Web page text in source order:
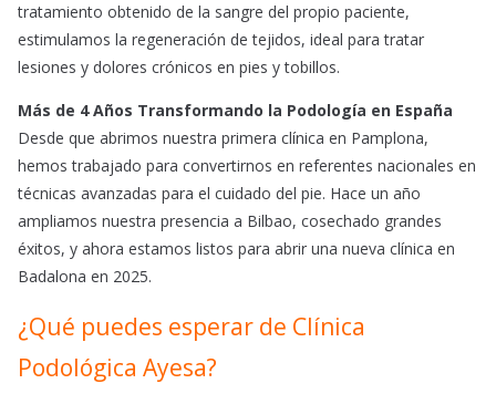
tratamiento obtenido de la sangre del propio paciente,
estimulamos la regeneración de tejidos, ideal para tratar
lesiones y dolores crónicos en pies y tobillos.
Más de 4 Años Transformando la Podología en España
Desde que abrimos nuestra primera clínica en Pamplona,
hemos trabajado para convertirnos en referentes nacionales en
técnicas avanzadas para el cuidado del pie. Hace un año
ampliamos nuestra presencia a Bilbao, cosechado grandes
éxitos, y ahora estamos listos para abrir una nueva clínica en
Badalona en 2025.
¿Qué puedes esperar de Clínica
Podológica Ayesa?